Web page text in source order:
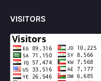
VISITORS